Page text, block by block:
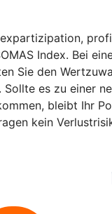
Index. Bei
Sie den
Sollte es zu einer
bleibt Ihr
kein